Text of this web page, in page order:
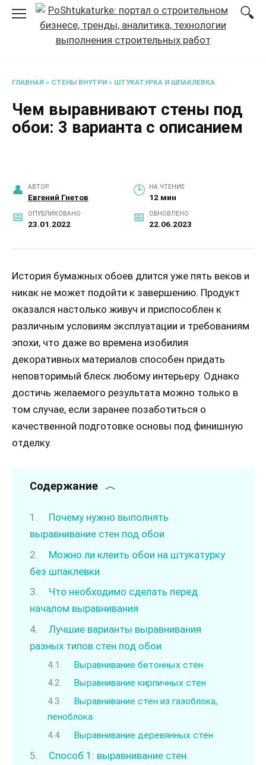
Перейти
содержанию
ГЛАВНАЯ » СТЕНЫ ВНУТРИ » ШТУКАТУРКА И ШПАКЛЕВКА
Чем выравнивают стены под
обои: 3 варианта с описанием
АВТОР
Евгений Гнетов
НА ЧТЕНИЕ
12 мин
ОПУБЛИКОВАНО
23.01.2022
ОБНОВЛЕНО
22.06.2023
История бумажных обоев длится уже пять веков и
никак не может подойти к завершению. Продукт
оказался настолько живуч и приспособлен к
различным условиям эксплуатации и требованиям
эпохи, что даже во времена изобилия
декоративных материалов способен придать
неповторимый блеск любому интерьеру. Однако
достичь желаемого результата можно только в
том случае, если заранее позаботиться о
качественной подготовке основы под финишную
отделку.
Содержание
Почему нужно выполнять
выравнивание стен под обои
Можно ли клеить обои на штукатурку
без шпаклевки
Что необходимо сделать перед
началом выравнивания
Лучшие варианты выравнивания
разных типов стен под обои
Выравнивание бетонных стен
Выравнивание кирпичных стен
Выравнивание стен из газоблока,
пеноблока
Выравнивание деревянных стен
Способ 1: выравнивание стен